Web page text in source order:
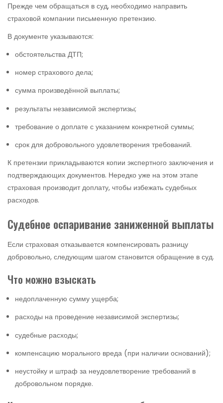
Прежде чем обращаться в суд, необходимо направить
страховой компании письменную претензию.
В документе указываются:
обстоятельства ДТП;
номер страхового дела;
сумма произведённой выплаты;
результаты независимой экспертизы;
требование о доплате с указанием конкретной суммы;
срок для добровольного удовлетворения требований.
К претензии прикладываются копии экспертного заключения и
подтверждающих документов. Нередко уже на этом этапе
страховая производит доплату, чтобы избежать судебных
расходов.
Судебное оспаривание заниженной выплаты
Если страховая отказывается компенсировать разницу
добровольно, следующим шагом становится обращение в суд.
Что можно взыскать
недоплаченную сумму ущерба;
расходы на проведение независимой экспертизы;
судебные расходы;
компенсацию морального вреда (при наличии оснований);
неустойку и штраф за неудовлетворение требований в
добровольном порядке.